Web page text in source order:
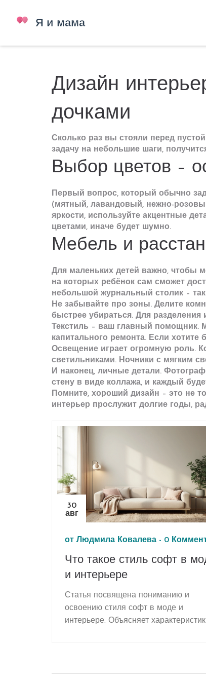
Дизайн
дочками
Сколько раз вы стояли перед
задачу на небольшие шаги,
Выбор цветов –
Первый вопрос, который обычно
(мятный, лавандовый, нежно-
яркости, используйте акцентные
цветами, иначе будет шумно.
Мебель и
Для маленьких детей важно, чтобы
на которых ребёнок сам сможет
небольшой журнальный столик –
Не забывайте про зоны. Делите
быстрее убираться. Для разделения
Текстиль – ваш главный
капитального ремонта. Если
Освещение играет огромную роль.
светильниками. Ночники с мягким
И наконец, личные детали.
стену в виде коллажа, и каждый
Помните, хороший дизайн – это не
интерьер прослужит долгие годы,
30
авг
от Людмила Ковалева - 0
Что такое стиль софт в
и интерьере
Статья посвящена пониманию и
освоению стиля софт в моде и
интерьере. Объясняет